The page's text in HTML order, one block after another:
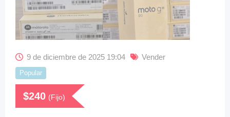
9 de diciembre de 2025 19:04 Vender
Popular
$240 (Fijo)